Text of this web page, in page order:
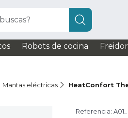
Robots de cocina
Mantas eléctricas HeatConfort
Referencia: